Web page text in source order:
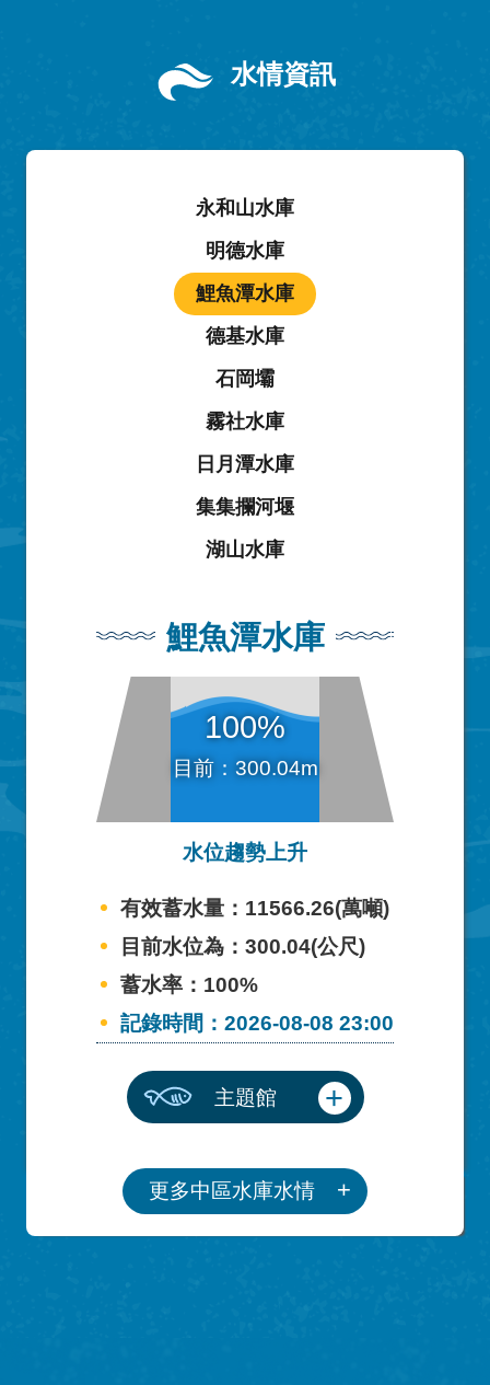
水情資訊
永和山水庫
明德水庫
鯉魚潭水庫
德基水庫
石岡壩
霧社水庫
日月潭水庫
集集攔河堰
湖山水庫
鯉魚潭水庫
100%
目前：300.04m
水位趨勢上升
有效蓄水量：11566.26(萬噸)
目前水位為：300.04(公尺)
蓄水率：100%
記錄時間：2026-08-08 23:00
主題館
更多中區水庫水情